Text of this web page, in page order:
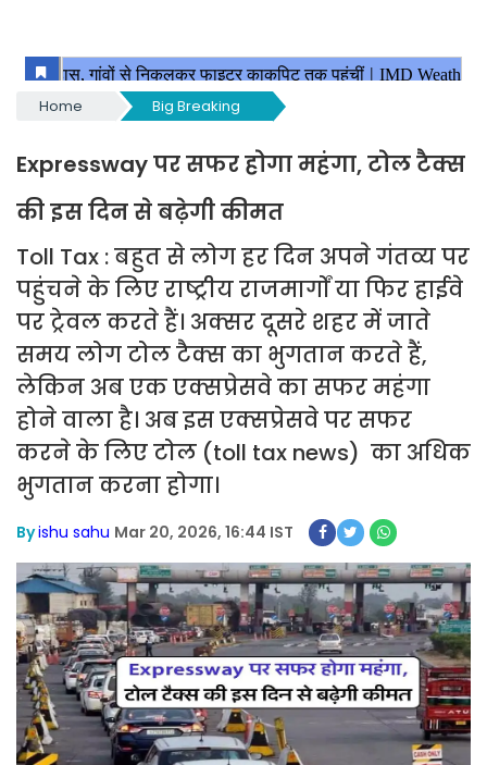
Home Big Breaking
Expressway पर सफर होगा महंगा, टोल टैक्स
की इस दिन से बढ़ेगी कीमत
Toll Tax : बहुत से लोग हर दिन अपने गंतव्य पर
पहुंचने के लिए राष्ट्रीय राजमार्गों या फिर हाईवे
पर ट्रेवल करते हैं। अक्सर दूसरे शहर में जाते
समय लोग टोल टैक्स का भुगतान करते हैं,
लेकिन अब एक एक्सप्रेसवे का सफर महंगा
होने वाला है। अब इस एक्सप्रेसवे पर सफर
करने के लिए टोल (toll tax news) का अधिक
भुगतान करना होगा।
Byishu sahu Mar 20, 2026, 16:44 IST